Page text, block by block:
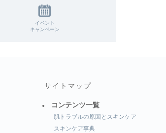
イベント
キャンペーン
サイトマップ
コンテンツ一覧
肌トラブルの原因とスキンケア
スキンケア事典